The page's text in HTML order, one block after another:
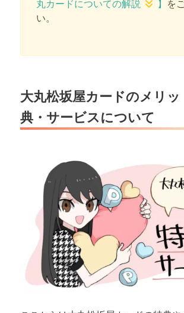
丸カードについての解説
】 を
い。
大丸松坂屋カードのメリ
典・サービスについて